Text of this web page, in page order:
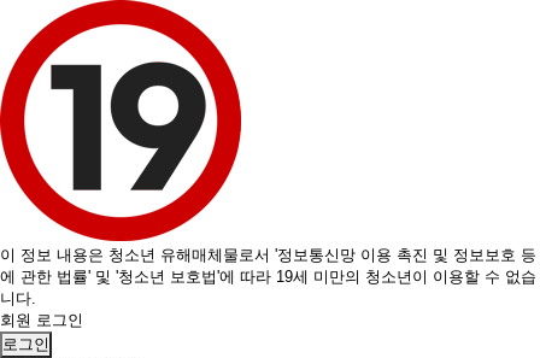
이 정보 내용은 청소년 유해매체물로서 '정보통신망 이용 촉진 및 정보보호 등
에 관한 법률' 및 '청소년 보호법'에 따라 19세 미만의 청소년이 이용할 수 없습
니다.
회원 로그인
로그인